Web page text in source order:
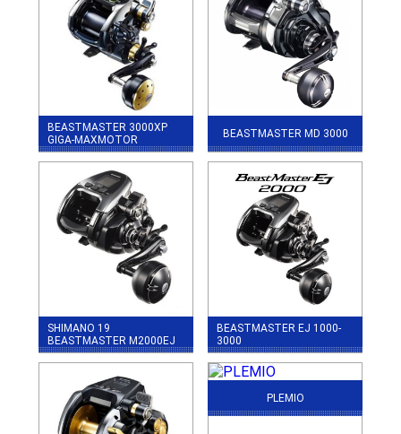
BEASTMASTER 3000XP
GIGA-MAXMOTOR
BEASTMASTER MD 3000
SHIMANO 19
BEASTMASTER M2000EJ
BEASTMASTER EJ 1000-
3000
PLEMIO